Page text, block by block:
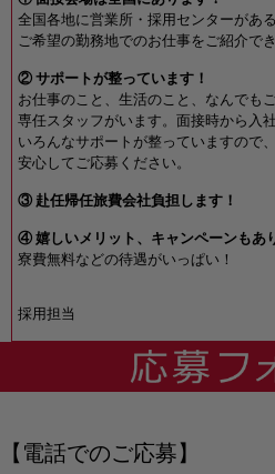
全国各地に営業所・採用センターがあ
ご希望の勤務地でのお仕事をご紹介でき
② サポートが整っています！
お仕事のこと、生活のこと、なんでも
専任スタッフがいます。面接時から入社
いろんなサポートが整っていますので、
安心してご応募ください。
③ 赴任帰任旅費会社負担します！
④ 嬉しいメリット、キャンペーンもあ
寮費無料などの待遇がいっぱい！
採用担当
【電話でのご応募】